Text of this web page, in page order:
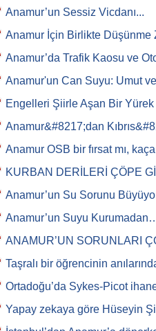
Anamur’un Sessiz Vicdanı...
Anamur İçin Birlikte Düşünme
Anamur’da Trafik Kaosu ve
Anamur'un Can Suyu: Umut
Engelleri Şiirle Aşan Bir Yürek
Anamur&#8217;dan
Anamur OSB bir fırsat mı,
KURBAN DERİLERİ ÇÖPE
Anamur’un Su Sorunu
Anamur’un Suyu
ANAMUR’UN SORUNLARI
Taşralı bir öğrencinin
Ortadoğu’da Sykes-Picot
Yapay zekaya göre Hüseyin